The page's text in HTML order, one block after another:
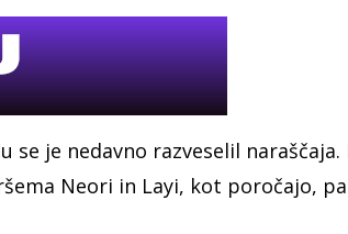
se je nedavno razveselil
Neori in Layi, kot poročajo,